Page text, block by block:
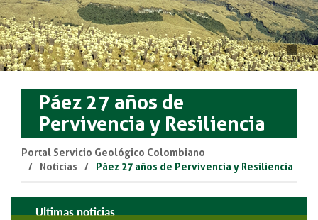
Páez 27 años de
Pervivencia y Resiliencia
Portal Servicio Geológico Colombiano
Noticias
Páez 27 años de Pervivencia y Resiliencia
Ultimas noticias